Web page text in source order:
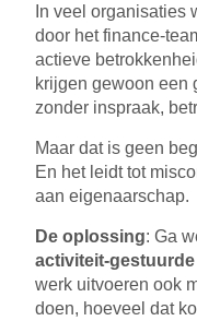
In veel organisaties
door het finance-
actieve
krijgen gewoon een
zonder inspraak,
Maar dat is geen
En het leidt tot
aan eigenaarschap.
De oplossing: Ga
activiteit-
werk uitvoeren ook
doen, hoeveel dat